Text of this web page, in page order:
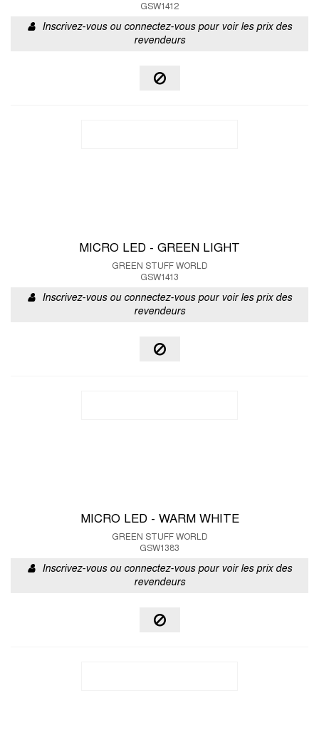
GSW1412
Inscrivez-vous ou connectez-vous pour voir les prix des
revendeurs
MICRO LED - GREEN LIGHT
GREEN STUFF WORLD
GSW1413
Inscrivez-vous ou connectez-vous pour voir les prix des
revendeurs
MICRO LED - WARM WHITE
GREEN STUFF WORLD
GSW1383
Inscrivez-vous ou connectez-vous pour voir les prix des
revendeurs